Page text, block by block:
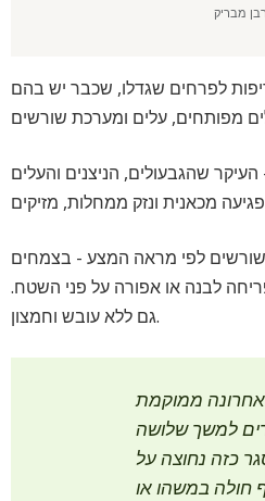
מבריק
לפרחים שגדלו, שכבר יש בהם
שהגבעולים, הניצנים והעלים
לפי מראה המצע - בצמחים
לבנה או אפורה על פני השטח.
גם ללא עובש וחמצון.
ממוקמת
למשך שלושה
כזה נחוצה על
חולה במשהו או